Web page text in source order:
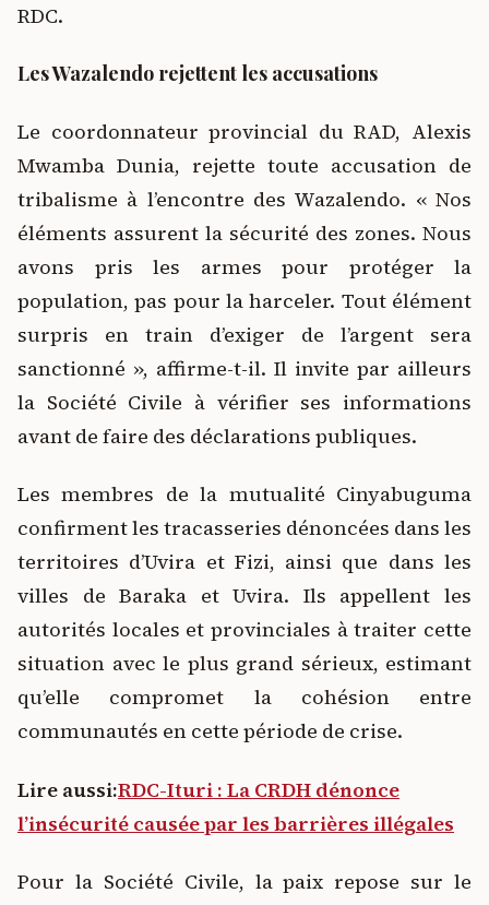
RDC.
Les Wazalendo rejettent les accusations
Le coordonnateur provincial du RAD, Alexis
Mwamba Dunia, rejette toute accusation de
tribalisme à l’encontre des Wazalendo. « Nos
éléments assurent la sécurité des zones. Nous
avons pris les armes pour protéger la
population, pas pour la harceler. Tout élément
surpris en train d’exiger de l’argent sera
sanctionné », affirme-t-il. Il invite par ailleurs
la Société Civile à vérifier ses informations
avant de faire des déclarations publiques.
Les membres de la mutualité Cinyabuguma
confirment les tracasseries dénoncées dans les
territoires d’Uvira et Fizi, ainsi que dans les
villes de Baraka et Uvira. Ils appellent les
autorités locales et provinciales à traiter cette
situation avec le plus grand sérieux, estimant
qu’elle compromet la cohésion entre
communautés en cette période de crise.
Lire aussi:RDC-Ituri : La CRDH dénonce
l’insécurité causée par les barrières illégales
Pour la Société Civile, la paix repose sur le